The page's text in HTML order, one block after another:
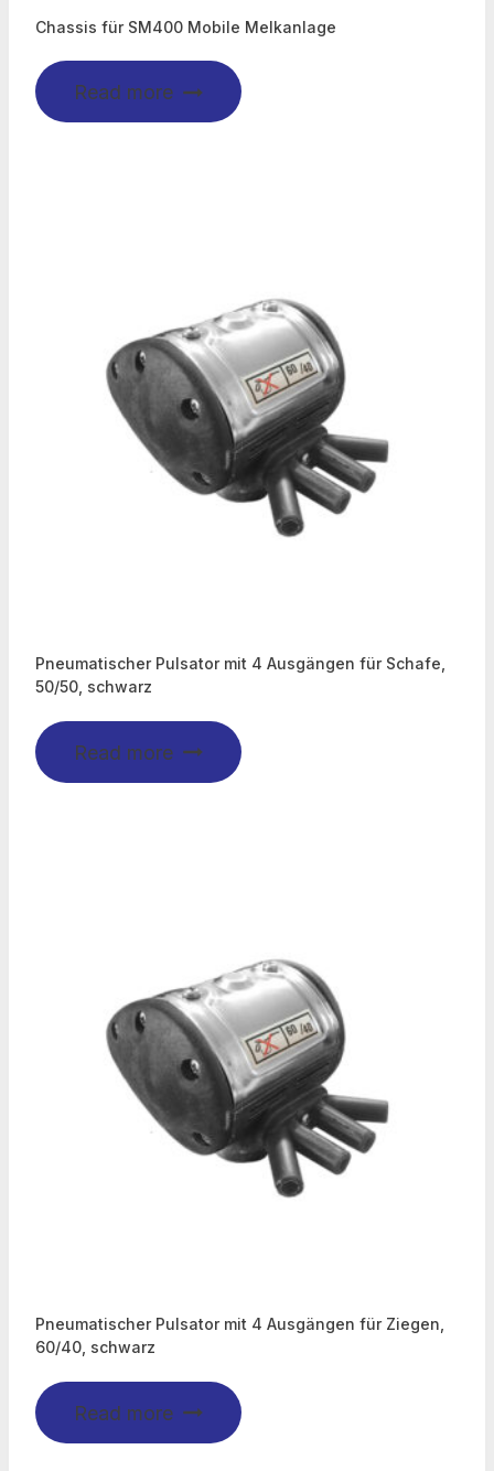
Chassis für SM400 Mobile Melkanlage
Read more
Pneumatischer Pulsator mit 4 Ausgängen für Schafe,
50/50, schwarz
Read more
Pneumatischer Pulsator mit 4 Ausgängen für Ziegen,
60/40, schwarz
Read more